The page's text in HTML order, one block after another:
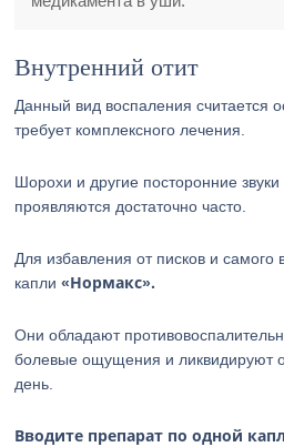
Внутренний отит
Данный вид воспаления считается
требует комплексного лечения.
Шорохи и другие посторонние
проявляются достаточно часто.
Для избавления от писков и самого
капли«Нормакс».
Они обладают
болевые ощущения и ликвидируют
день.
Вводите препарат по одной